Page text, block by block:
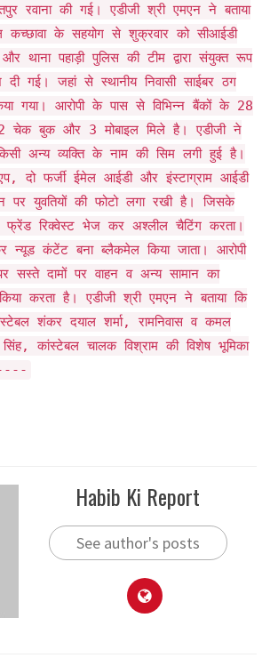
रवाना की गई। एडीजी श्री एमएन ने बताया
कच्छावा के सहयोग से शुक्रवार को सीआईडी
थाना पहाड़ी पुलिस की टीम द्वारा संयुक्त रूप
गई। जहां से स्थानीय निवासी साईबर ठग
गया। आरोपी के पास से विभिन्न बैंकों के 28
चेक बुक और 3 मोबाइल मिले है। एडीजी ने
अन्य व्यक्ति के नाम की सिम लगी हुई है।
दो फर्जी ईमेल आईडी और इंस्टाग्राम आईडी
पर युवतियों की फोटो लगा रखी है। जिसके
पर फ्रेंड रिक्वेस्ट भेज कर अश्लील चैटिंग करता।
न्यूड कंटेंट बना ब्लैकमेल किया जाता। आरोपी
सस्ते दामों पर वाहन व अन्य सामान का
किया करता है। एडीजी श्री एमएन ने बताया कि
शंकर दयाल शर्मा, रामनिवास व कमल
कांस्टेबल चालक विश्राम की विशेष भूमिका
Habib Ki Report
See author's posts